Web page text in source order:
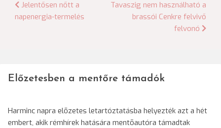
Bejegyzés
navigáció
Jelentősen nőtt a
napenergia-termelés
Tavaszig nem használható a
brassói Cenkre felvivő
felvonó
Előzetesben a mentőre támadók
Harminc napra elõzetes letartóztatásba helyezték azt a hét
embert, akik rémhírek hatására mentõautóra támadtak